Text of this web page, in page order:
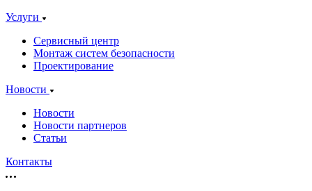
Услуги
Сервисный центр
Монтаж систем безопасности
Проектирование
Новости
Новости
Новости партнеров
Статьи
Контакты